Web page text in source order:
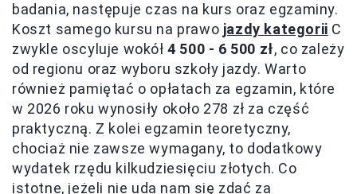
badania, następuje czas na kurs oraz egzaminy.
Koszt samego kursu na prawo jazdy kategorii C
zwykle oscyluje wokół4 500 - 6 500 zł, co zależy
od regionu oraz wyboru szkoły jazdy. Warto
również pamiętać o opłatach za egzamin, które
w 2026 roku wynosiły około 278 zł za część
praktyczną. Z kolei egzamin teoretyczny,
chociaż nie zawsze wymagany, to dodatkowy
wydatek rzędu kilkudziesięciu złotych. Co
istotne, jeżeli nie uda nam się zdać za